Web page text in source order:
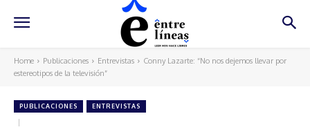
Home Publicaciones Entrevistas
Conny Lazarte: “No nos dejemos llevar por
estereotipos de la televisión”
PUBLICACIONES ENTREVISTAS